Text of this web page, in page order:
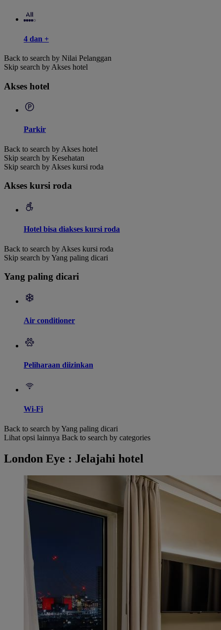
4 dan +
Back to search by Nilai Pelanggan
Skip search by Akses hotel
Akses hotel
Parkir
Back to search by Akses hotel
Skip search by Kesehatan
Skip search by Akses kursi roda
Akses kursi roda
Hotel bisa diakses kursi roda
Back to search by Akses kursi roda
Skip search by Yang paling dicari
Yang paling dicari
Air conditioner
Peliharaan diizinkan
Wi-Fi
Back to search by Yang paling dicari
Lihat opsi lainnya Back to search by categories
London Eye : Jelajahi hotel